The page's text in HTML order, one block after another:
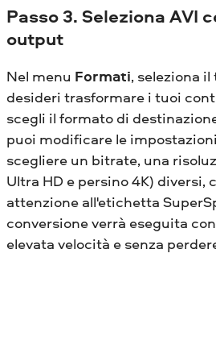
Passo 3. Seleziona AVI
output
Nel menu Formati, seleziona
desideri trasformare i tuoi
scegli il formato di
puoi modificare le
scegliere un bitrate, una
Ultra HD e persino 4K) diversi,
attenzione all'etichetta
conversione verrà eseguita
elevata velocità e senza